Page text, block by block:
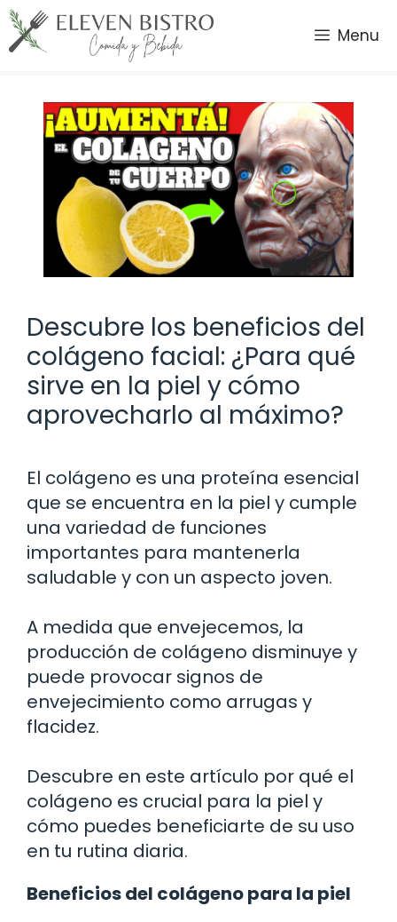
Saltar
al
contenido
Menu
Descubre los beneficios del
colágeno facial: ¿Para qué
sirve en la piel y cómo
aprovecharlo al máximo?
El colágeno es una proteína esencial
que se encuentra en la piel y cumple
una variedad de funciones
importantes para mantenerla
saludable y con un aspecto joven.
A medida que envejecemos, la
producción de colágeno disminuye y
puede provocar signos de
envejecimiento como arrugas y
flacidez.
Descubre en este artículo por qué el
colágeno es crucial para la piel y
cómo puedes beneficiarte de su uso
en tu rutina diaria.
Beneficios del colágeno para la piel